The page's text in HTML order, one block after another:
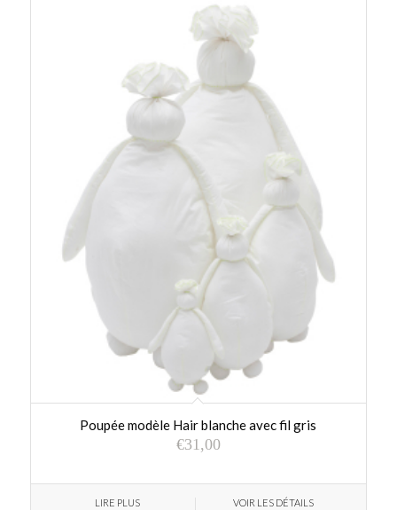
Poupée modèle Hair blanche avec fil gris
€31,00
LIRE PLUS VOIR LES DÉTAILS